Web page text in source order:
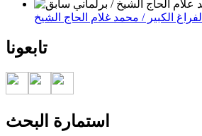
الفراغ الكبير / محمد غلام الحاج الشيخ
تابعونا
استمارة البحث